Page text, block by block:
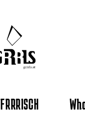
FRRRISCH